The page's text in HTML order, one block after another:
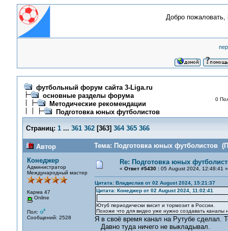
Добро пожаловать,
футбольный форум сайта 3-Liga.ru
основные разделы форума
Методические рекомендации
Подготовка юных футболистов
0
Страниц: 1 ... 361 362[363] 364 365 366
Автор
Тема: Подготовка юных футболистов
Конеджер
Администратор
Международный мастер
Карма 47
Online
Пол:
Сообщений: 2528
Re: Подготовка юных
« Ответ #5430 :05 August 2024, 12:48:41 »
Цитата: Владислав от 02 August 2024, 15:21:37
Цитата: Конеджер от 02 August 2024, 11:02:41
Ютуб периодически висит и тормозит в России.
Похоже что для видео уже нужно создавать каналы
Я в своё время канал на Рутубе сделал.
Давно туда ничего не выкладывал.